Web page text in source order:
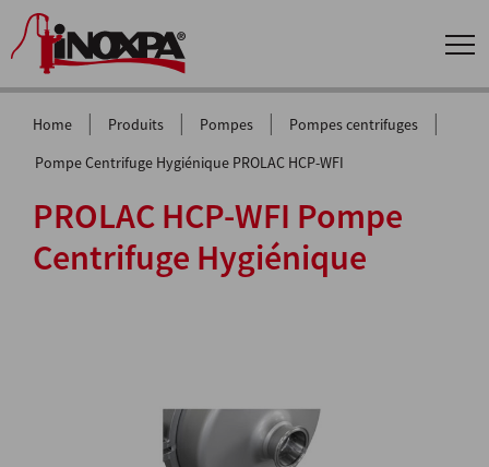
Home | Produits | Pompes | Pompes centrifuges |
Pompe Centrifuge Hygiénique PROLAC HCP-WFI
PROLAC HCP-WFI Pompe
Centrifuge Hygiénique